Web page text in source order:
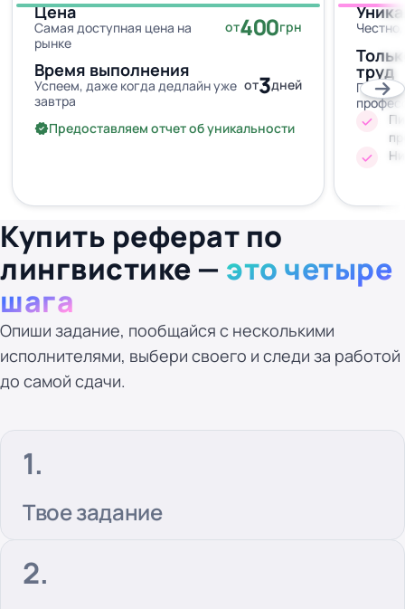
Цена
Самая доступная цена на
рынке
от400грн
Время выполнения
Успеем, даже когда дедлайн уже
завтра
от3дней
Предоставляем отчет об уникальности
труд
Купить реферат по
лингвистике — это четыре
шага
Опиши задание, пообщайся с несколькими
исполнителями, выбери своего и следи за работой
до самой сдачи.
Твое задание